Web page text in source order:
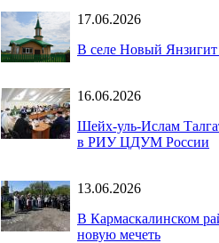
17.06.2026
В селе Новый Янзигит
16.06.2026
Шейх-уль-Ислам
в РИУ ЦДУМ России
13.06.2026
В Кармаскалинском
новую мечеть